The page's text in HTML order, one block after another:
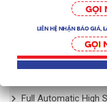
Full Automatic High